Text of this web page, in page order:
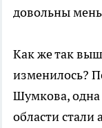
довольны
Как же так
изменилось?
Шумкова, одна
области стали